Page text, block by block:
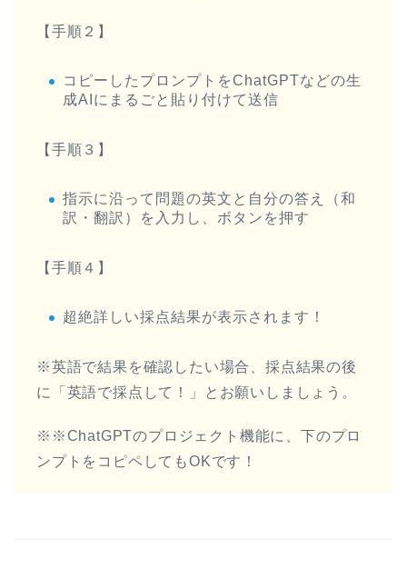
【手順２】
コピーしたプロンプトをChatGPTなどの生
成AIにまるごと貼り付けて送信
【手順３】
指示に沿って問題の英文と自分の答え（和
訳・翻訳）を入力し、ボタンを押す
【手順４】
超絶詳しい採点結果が表示されます！
※英語で結果を確認したい場合、採点結果の後
に「英語で採点して！」とお願いしましょう。
※※ChatGPTのプロジェクト機能に、下のプロ
ンプトをコピペしてもOKです！